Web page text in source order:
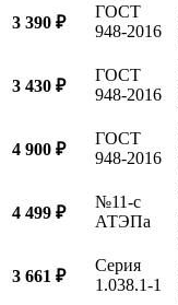
3 390 ₽
ГОСТ
948-2016
3 430 ₽
ГОСТ
948-2016
4 900 ₽
ГОСТ
948-2016
4 499 ₽
№11-с
АТЭПа
3 661 ₽
Серия
1.038.1-1